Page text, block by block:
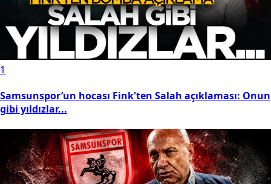
1
Samsunspor’un hocası Fink'ten Salah açıklaması: Onun
gibi yıldızlar...